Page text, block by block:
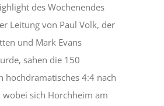
des Wochenendes
Leitung von Paul Volk, der
und Mark Evans
sahen die 150
hochdramatisches 4:4 nach
sich Horchheim am